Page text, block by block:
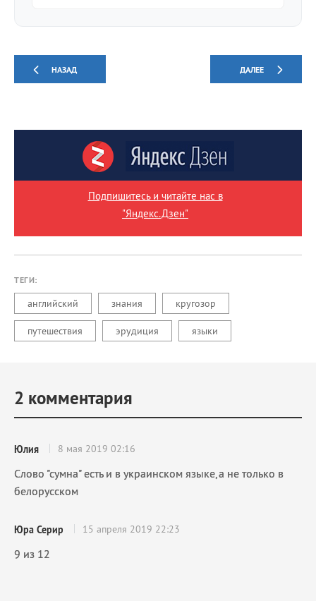
НАЗАД ДАЛЕЕ
Подпишитесь и читайте нас в
"Яндекс.Дзен"
ТЕГИ:
английский знания кругозор
путешествия эрудиция языки
2 комментария
Юлия 8 мая 2019 02:16
Слово "сумна" есть и в украинском языке,а не только в
белорусском
Юра Серир 15 апреля 2019 22:23
9 из 12